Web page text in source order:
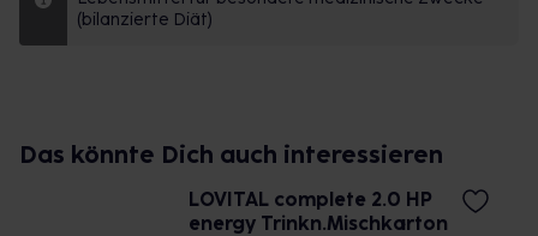
(bilanzierte Diät)
Das könnte Dich auch interessieren
LOVITAL complete 2.0 HP
energy Trinkn.Mischkarton